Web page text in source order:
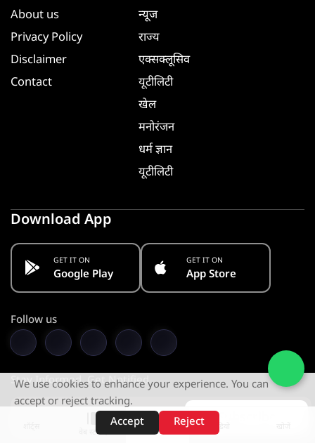
वेब स्टोरीज़
About us
Privacy Policy
Disclaimer
Contact
न्यूज
राज्य
एक्सक्लूसिव
यूटीलिटी
खेल
मनोरंजन
धर्म ज्ञान
यूटीलिटी
Download App
GET IT ON
Google Play
GET IT ON
App Store
Follow us
Stay Informed. Get Notified
Subscribe
We use cookies to enhance your experience. You can
accept or reject tracking.
Accept
Reject